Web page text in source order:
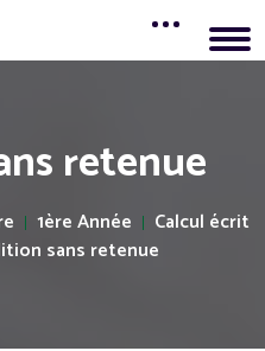
retenue
1ère Année
Calcul écrit
sans retenue